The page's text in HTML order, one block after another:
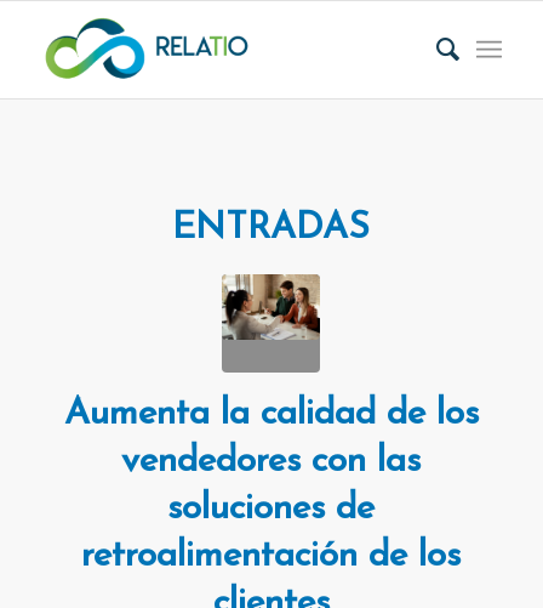
ENTRADAS
Aumenta la calidad de los
vendedores con las
soluciones de
retroalimentación de los